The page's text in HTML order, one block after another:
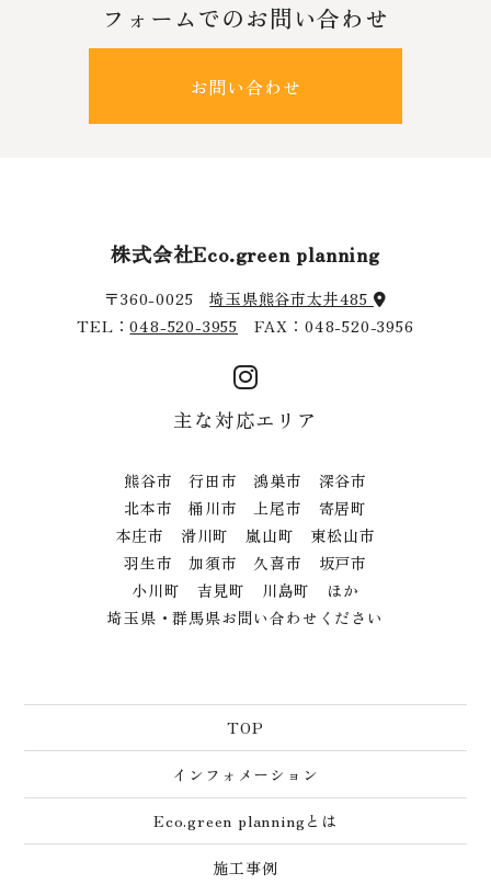
フォームでのお問い合わせ
お問い合わせ
株式会社Eco.green planning
〒360-0025埼玉県熊谷市太井485
TEL：048-520-3955 FAX：048-520-3956
主な対応エリア
熊谷市 行田市 鴻巣市 深谷市
北本市 桶川市 上尾市 寄居町
本庄市 滑川町 嵐山町 東松山市
羽生市 加須市 久喜市 坂戸市
小川町 吉見町 川島町 ほか
埼玉県・群馬県お問い合わせください
TOP
インフォメーション
Eco.green planningとは
施工事例